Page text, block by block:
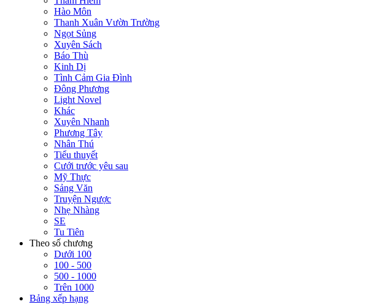
Hào Môn
Thanh Xuân Vườn Trường
Ngọt Sủng
Xuyên Sách
Báo Thù
Kinh Dị
Tình Cảm Gia Đình
Đông Phương
Light Novel
Khác
Xuyên Nhanh
Phương Tây
Nhân Thú
Tiểu thuyết
Cưới trước yêu sau
Mỹ Thực
Sảng Văn
Truyện Ngược
Nhẹ Nhàng
SE
Tu Tiên
Theo số chương
Dưới 100
100 - 500
500 - 1000
Trên 1000
Bảng xếp hạng